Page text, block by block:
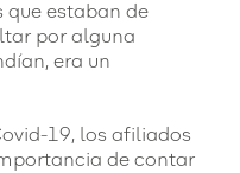
que estaban de
por alguna
era un
19, los afiliados
de contar